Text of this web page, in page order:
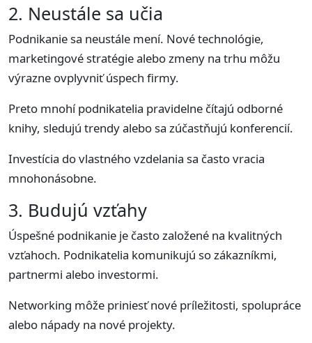
2. Neustále sa učia
Podnikanie sa neustále mení. Nové technológie,
marketingové stratégie alebo zmeny na trhu môžu
výrazne ovplyvniť úspech firmy.
Preto mnohí podnikatelia pravidelne čítajú odborné
knihy, sledujú trendy alebo sa zúčastňujú konferencií.
Investícia do vlastného vzdelania sa často vracia
mnohonásobne.
3. Budujú vzťahy
Úspešné podnikanie je často založené na kvalitných
vzťahoch. Podnikatelia komunikujú so zákazníkmi,
partnermi alebo investormi.
Networking môže priniesť nové príležitosti, spolupráce
alebo nápady na nové projekty.